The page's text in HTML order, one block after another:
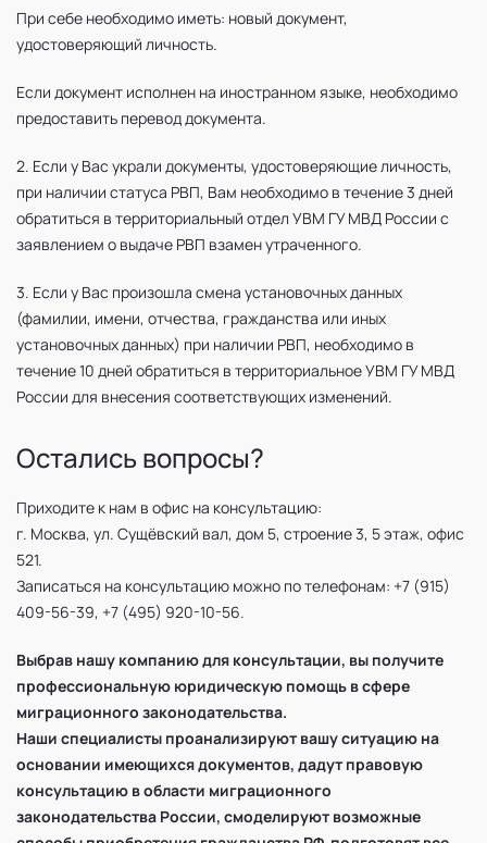
При себе необходимо иметь: новый документ,
удостоверяющий личность.
Если документ исполнен на иностранном языке, необходимо
предоставить перевод документа.
2. Если у Вас украли документы, удостоверяющие личность,
при наличии статуса РВП, Вам необходимо в течение 3 дней
обратиться в территориальный отдел УВМ ГУ МВД России с
заявлением о выдаче РВП взамен утраченного.
3. Если у Вас произошла смена установочных данных
(фамилии, имени, отчества, гражданства или иных
установочных данных) при наличии РВП, необходимо в
течение 10 дней обратиться в территориальное УВМ ГУ МВД
России для внесения соответствующих изменений.
Остались вопросы?
Приходите к нам в офис на консультацию:
г. Москва, ул. Сущёвский вал, дом 5, строение 3, 5 этаж, офис
521.
Записаться на консультацию можно по телефонам: +7 (915)
409-56-39, +7 (495) 920-10-56.
Выбрав нашу компанию для консультации, вы получите
профессиональную юридическую помощь в сфере
миграционного законодательства.
Наши специалисты проанализируют вашу ситуацию на
основании имеющихся документов, дадут правовую
консультацию в области миграционного
законодательства России, смоделируют возможные